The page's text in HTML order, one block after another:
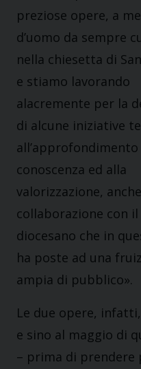
preziose opere, a
d’uomo da sempre
nella chiesetta di
e stiamo lavorando
alacremente per la
di alcune iniziative
conoscenza ed alla
valorizzazione,
collaborazione con il
diocesano che in
ha poste ad una
ampia di pubblico».
Le due opere,
e sino al maggio di
– prima di prendere